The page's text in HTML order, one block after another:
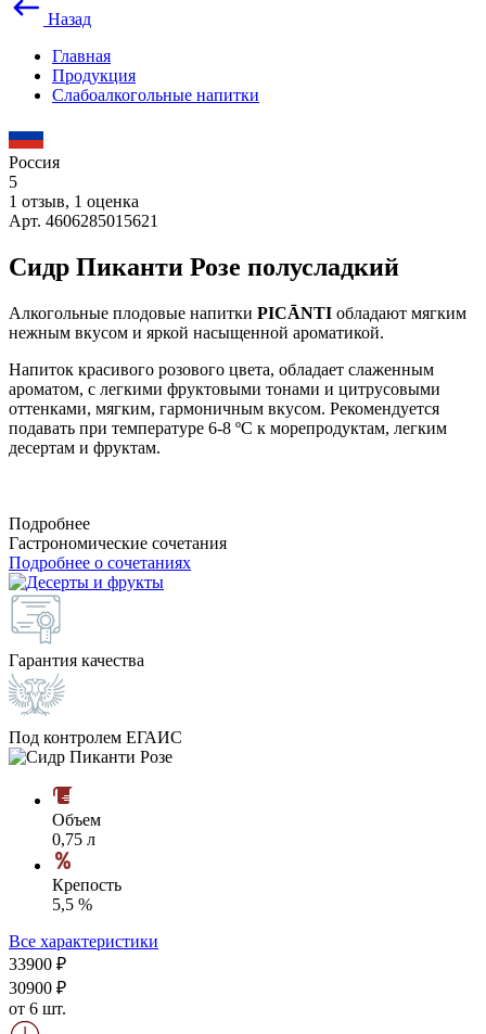
Назад
Главная
Продукция
Слабоалкогольные напитки
Россия
5
1 отзыв, 1 оценка
Арт. 4606285015621
Сидр Пиканти Розе полусладкий
Алкогольные плодовые напитки PICĀNTI обладают мягким
нежным вкусом и яркой насыщенной ароматикой.
Напиток красивого розового цвета, обладает слаженным
ароматом, с легкими фруктовыми тонами и цитрусовыми
оттенками, мягким, гармоничным вкусом. Рекомендуется
подавать при температуре 6-8 ºС к морепродуктам, легким
десертам и фруктам.
Подробнее
Гастрономические сочетания
Подробнее о сочетаниях
Гарантия качества
Под контролем ЕГАИС
Объем
0,75 л
Крепость
5,5 %
Все характеристики
33900 ₽
30900 ₽
от 6 шт.